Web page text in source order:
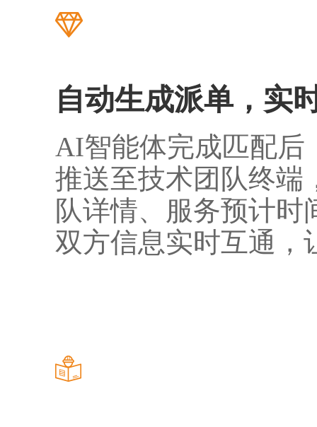
自动生成派单，实
AI智能体完成匹配后
推送至技术团队终端
队详情、服务预计
双方信息实时互通，